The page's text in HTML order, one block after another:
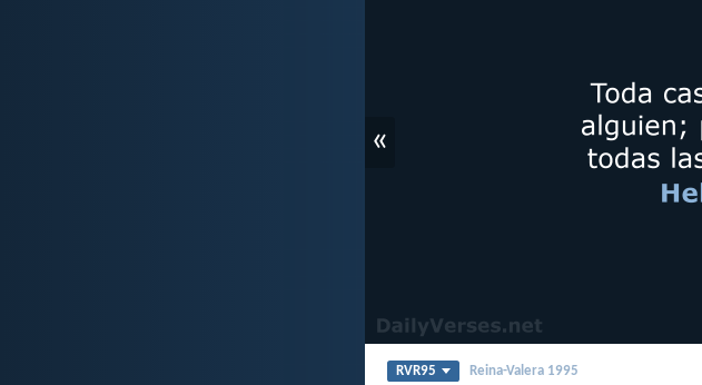
«
RVR95 Reina-Valera 1995